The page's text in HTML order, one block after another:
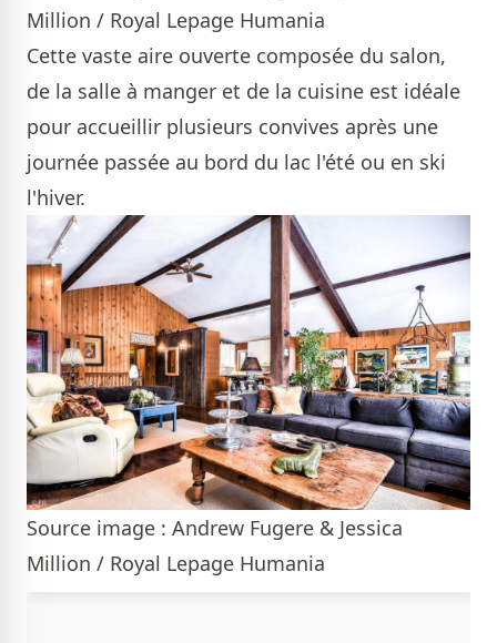
Million / Royal Lepage Humania
Cette vaste aire ouverte composée du salon,
de la salle à manger et de la cuisine est idéale
pour accueillir plusieurs convives après une
journée passée au bord du lac l'été ou en ski
l'hiver.
Source image : Andrew Fugere & Jessica
Million / Royal Lepage Humania